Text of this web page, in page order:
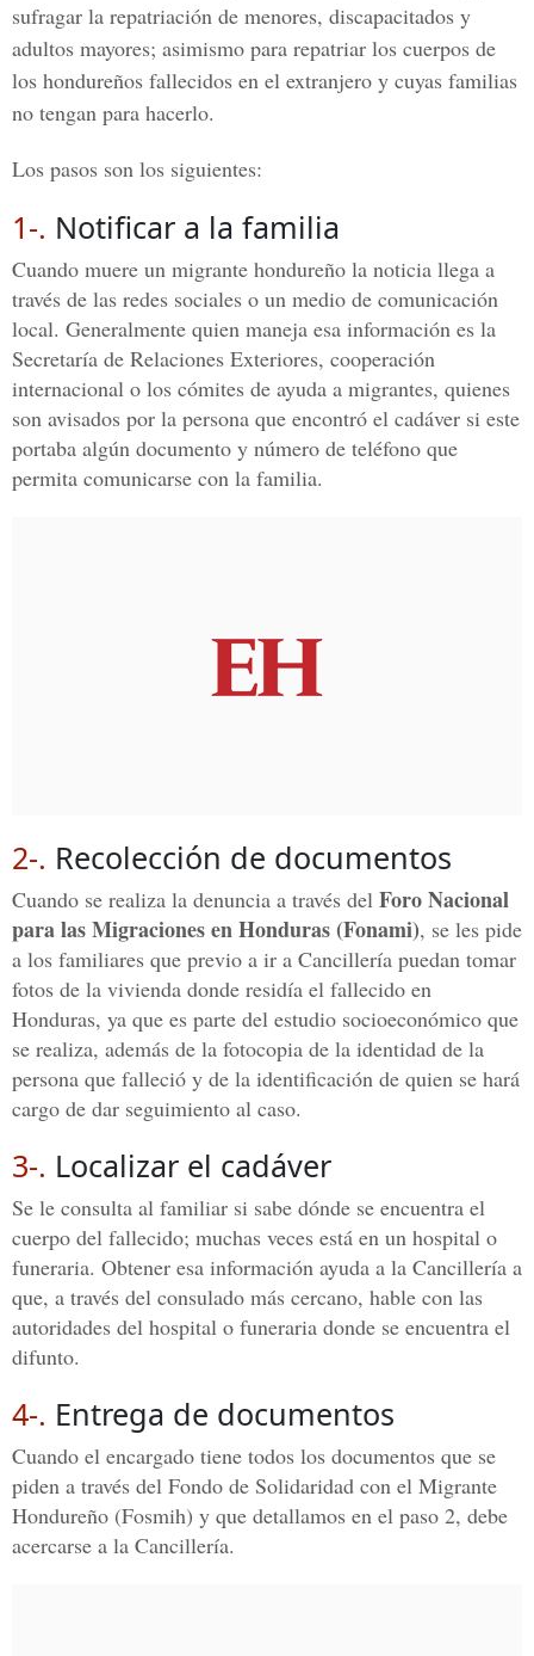
sufragar la repatriación de menores, discapacitados y
adultos mayores; asimismo para repatriar los cuerpos de
los hondureños fallecidos en el extranjero y cuyas familias
no tengan para hacerlo.
Los pasos son los siguientes:
1-. Notificar a la familia
Cuando muere un migrante hondureño la noticia llega a
través de las redes sociales o un medio de comunicación
local. Generalmente quien maneja esa información es la
Secretaría de Relaciones Exteriores, cooperación
internacional o los cómites de ayuda a migrantes, quienes
son avisados por la persona que encontró el cadáver si este
portaba algún documento y número de teléfono que
permita comunicarse con la familia.
2-. Recolección de documentos
Cuando se realiza la denuncia a través del Foro Nacional
para las Migraciones en Honduras (Fonami), se les pide
a los familiares que previo a ir a Cancillería puedan tomar
fotos de la vivienda donde residía el fallecido en
Honduras, ya que es parte del estudio socioeconómico que
se realiza, además de la fotocopia de la identidad de la
persona que falleció y de la identificación de quien se hará
cargo de dar seguimiento al caso.
3-. Localizar el cadáver
Se le consulta al familiar si sabe dónde se encuentra el
cuerpo del fallecido; muchas veces está en un hospital o
funeraria. Obtener esa información ayuda a la Cancillería a
que, a través del consulado más cercano, hable con las
autoridades del hospital o funeraria donde se encuentra el
difunto.
4-. Entrega de documentos
Cuando el encargado tiene todos los documentos que se
piden a través del Fondo de Solidaridad con el Migrante
Hondureño (Fosmih) y que detallamos en el paso 2, debe
acercarse a la Cancillería.